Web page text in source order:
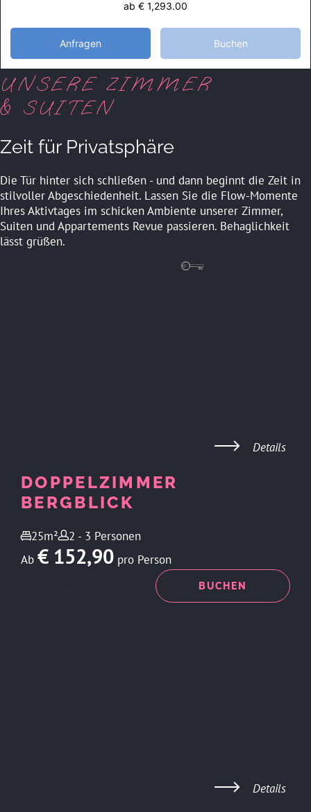
ab € 1,293.00
Anfragen Buchen
UNSERE ZIMMER
& SUITEN
Zeit für Privatsphäre
Die Tür hinter sich schließen - und dann beginnt die Zeit in
stilvoller Abgeschiedenheit. Lassen Sie die Flow-Momente
Ihres Aktivtages im schicken Ambiente unserer Zimmer,
Suiten und Appartements Revue passieren. Behaglichkeit
lässt grüßen.
DOPPELZIMMER
BERGBLICK
25m²
2 - 3 Personen
Ab € 152,90 pro Person
BUCHEN
Details
Details